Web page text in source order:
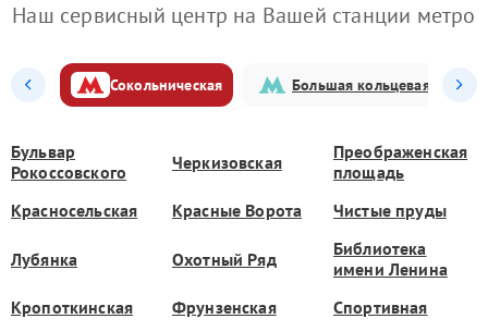
Наш сервисный центр на Вашей станции метро
Сокольническая Большая кольцевая
Бульвар
Рокоссовского
Черкизовская
Преображенская
площадь
Красносельская
Красные Ворота Чистые пруды
Лубянка Охотный Ряд
Библиотека
имени Ленина
Кропоткинская
Фрунзенская
Спортивная